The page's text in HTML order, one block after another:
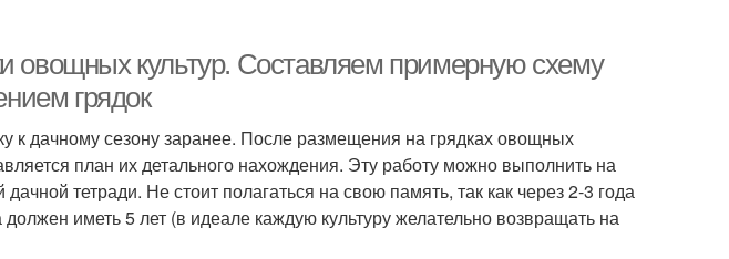
овощных культур. Составляем примерную схему
грядок
к дачному сезону заранее. После размещения на грядках овощных
план их детального нахождения. Эту работу можно выполнить на
тетради. Не стоит полагаться на свою память, так как через 2-3 года
иметь 5 лет (в идеале каждую культуру желательно возвращать на